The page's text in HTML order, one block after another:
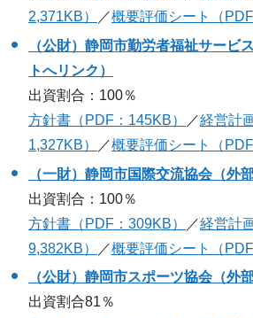
2,371KB）
／概要評価シート（PDF
（公財）静岡市勤労者福祉サービ
トへリンク）
出資割合：100％
方針書（PDF：145KB）
／経営計
1,327KB）
／概要評価シート（PDF
（一財）静岡市国際交流協会（外
出資割合：100％
方針書（PDF：309KB）
／経営計
9,382KB）
／概要評価シート（PDF
（公財）静岡市スポーツ協会（外
出資割合81％